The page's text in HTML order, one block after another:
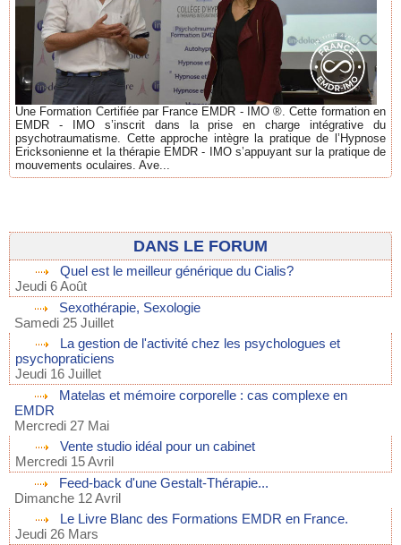
Une Formation Certifiée par France EMDR - IMO ®. Cette formation en
EMDR - IMO s’inscrit dans la prise en charge intégrative du
psychotraumatisme. Cette approche intègre la pratique de l’Hypnose
Ericksonienne et la thérapie EMDR - IMO s’appuyant sur la pratique de
mouvements oculaires. Ave...
DANS LE FORUM
Quel est le meilleur générique du Cialis?
Jeudi 6 Août
Sexothérapie, Sexologie
Samedi 25 Juillet
La gestion de l'activité chez les psychologues et
psychopraticiens
Jeudi 16 Juillet
Matelas et mémoire corporelle : cas complexe en
EMDR
Mercredi 27 Mai
Vente studio idéal pour un cabinet
Mercredi 15 Avril
Feed-back d'une Gestalt-Thérapie...
Dimanche 12 Avril
Le Livre Blanc des Formations EMDR en France.
Jeudi 26 Mars